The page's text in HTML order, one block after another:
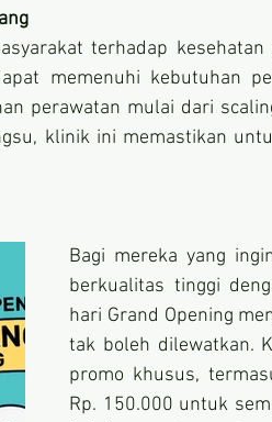
terhadap
memenuhi kebutuhan
perawatan mulai dari
klinik ini memastikan
Bagi mereka yang
berkualitas tinggi
hari Grand Opening
tak boleh dilewatkan.
promo khusus,
Rp. 150.000 untuk